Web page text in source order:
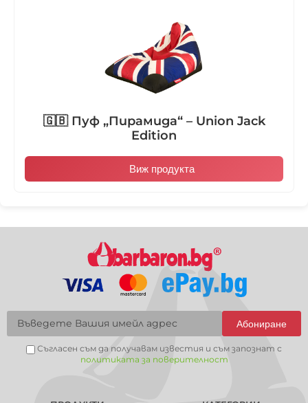
🇬🇧 Пуф „Пирамида“ – Union Jack
Edition
Виж продукта
Абониране
Съгласен съм да получавам известия и съм запознат с
политиката за поверителност